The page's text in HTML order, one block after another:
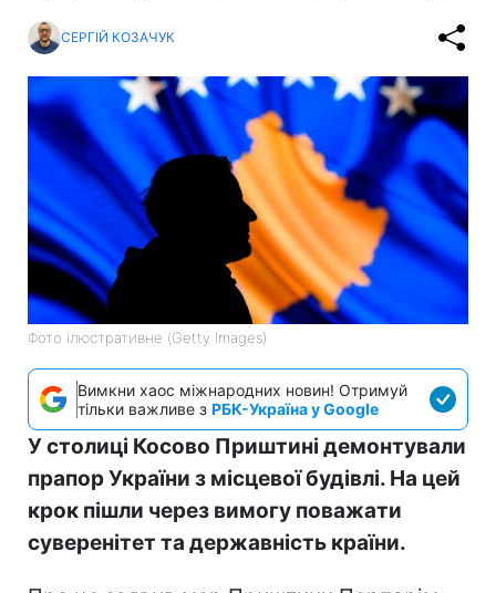
СЕРГІЙ КОЗАЧУК
Фото ілюстративне (Getty Images)
Вимкни хаос міжнародних новин! Отримуй
тільки важливе з РБК-Україна у Google
У столиці Косово Приштині демонтували
прапор України з місцевої будівлі. На цей
крок пішли через вимогу поважати
суверенітет та державність країни.